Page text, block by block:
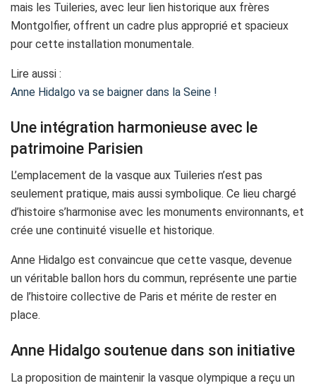
mais les Tuileries, avec leur lien historique aux frères
Montgolfier, offrent un cadre plus approprié et spacieux
pour cette installation monumentale.
Lire aussi :
Anne Hidalgo va se baigner dans la Seine !
Une intégration harmonieuse avec le
patrimoine Parisien
L’emplacement de la vasque aux Tuileries n’est pas
seulement pratique, mais aussi symbolique. Ce lieu chargé
d’histoire s’harmonise avec les monuments environnants, et
crée une continuité visuelle et historique.
Anne Hidalgo est convaincue que cette vasque, devenue
un véritable ballon hors du commun, représente une partie
de l’histoire collective de Paris et mérite de rester en
place.
Anne Hidalgo soutenue dans son initiative
La proposition de maintenir la vasque olympique a reçu un